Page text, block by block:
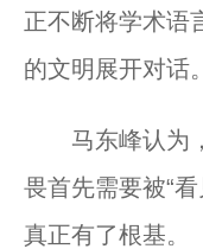
正不断将学术语
的文明展开对话。
马东峰认为，
畏首先需要被“
真正有了根基。